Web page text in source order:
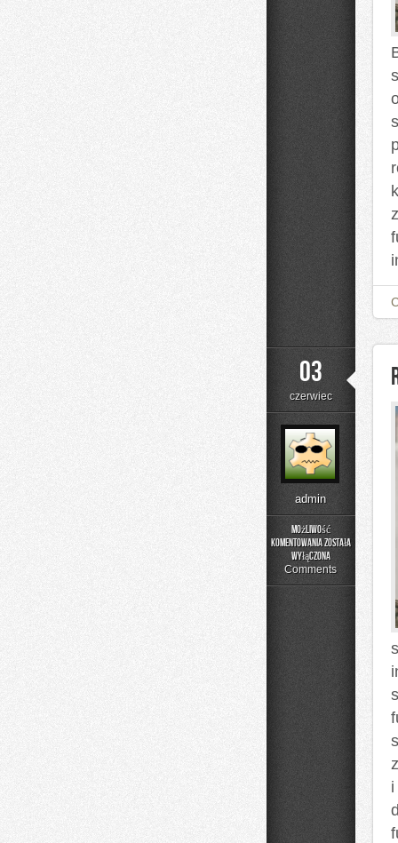
03
czerwiec
admin
Możliwość
komentowania
Rehabilitacja
Fizjoterapia
została
wyłączona
Comments
i